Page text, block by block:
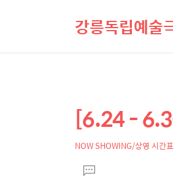
강릉독립예술
상
세
컨
텐
본
문
제
[6.24 -
NOW SHOWING/상영 시간표
문댓
글